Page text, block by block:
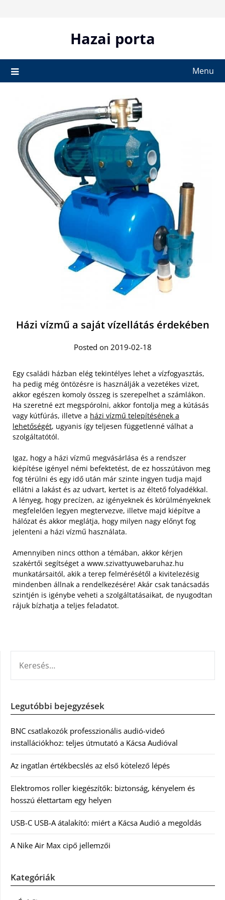
Hazai porta
Menu
Házi vízmű a saját vízellátás érdekében
Posted on 2019-02-18
Egy családi házban elég tekintélyes lehet a vízfogyasztás,
ha pedig még öntözésre is használják a vezetékes vizet,
akkor egészen komoly összeg is szerepelhet a számlákon.
Ha szeretné ezt megspórolni, akkor fontolja meg a kútásás
vagy kútfúrás, illetve a házi vízmű telepítésének a
lehetőségét, ugyanis így teljesen függetlenné válhat a
szolgáltatótól.
Igaz, hogy a házi vízmű megvásárlása és a rendszer
kiépítése igényel némi befektetést, de ez hosszútávon meg
fog térülni és egy idő után már szinte ingyen tudja majd
ellátni a lakást és az udvart, kertet is az éltető folyadékkal.
A lényeg, hogy precízen, az igényeknek és körülményeknek
megfelelően legyen megtervezve, illetve majd kiépítve a
hálózat és akkor meglátja, hogy milyen nagy előnyt fog
jelenteni a házi vízmű használata.
Amennyiben nincs otthon a témában, akkor kérjen
szakértői segítséget a www.szivattyuwebaruhaz.hu
munkatársaitól, akik a terep felmérésétől a kivitelezésig
mindenben állnak a rendelkezésére! Akár csak tanácsadás
szintjén is igénybe veheti a szolgáltatásaikat, de nyugodtan
rájuk bízhatja a teljes feladatot.
Legutóbbi bejegyzések
BNC csatlakozók professzionális audió-videó
installációkhoz: teljes útmutató a Kácsa Audióval
Az ingatlan értékbecslés az első kötelező lépés
Elektromos roller kiegészítők: biztonság, kényelem és
hosszú élettartam egy helyen
USB-C USB-A átalakító: miért a Kácsa Audió a megoldás
A Nike Air Max cipő jellemzői
Kategóriák